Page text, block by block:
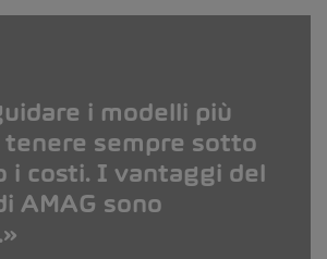
i modelli più
sempre sotto
i costi. I vantaggi del
AMAG sono